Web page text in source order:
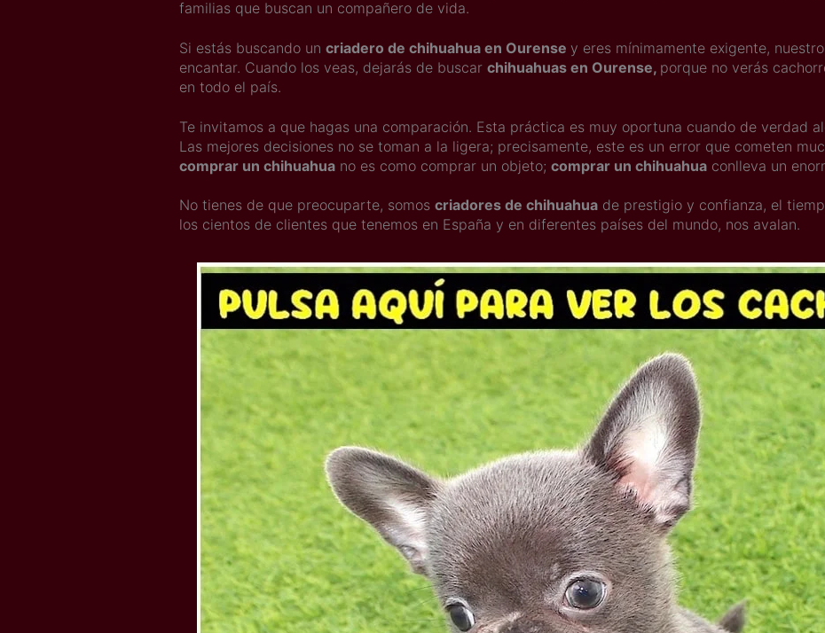
familias que buscan un compañero de vida.
Si estás buscando un criadero de chihuahua en Ourense y eres mínimamente exigente,
encantar. Cuando los veas, dejarás de buscar chihuahuas en Ourense, porque no verás
en todo el país.
Te invitamos a que hagas una comparación. Esta práctica es muy oportuna cuando de verdad
Las mejores decisiones no se toman a la ligera; precisamente, este es un error que cometen
comprar un chihuahua no es como comprar un objeto; comprar un chihuahua conlleva un
No tienes de que preocuparte, somos criadores de chihuahua de prestigio y confianza, el
los cientos de clientes que tenemos en España y en diferentes países del mundo, nos avalan.